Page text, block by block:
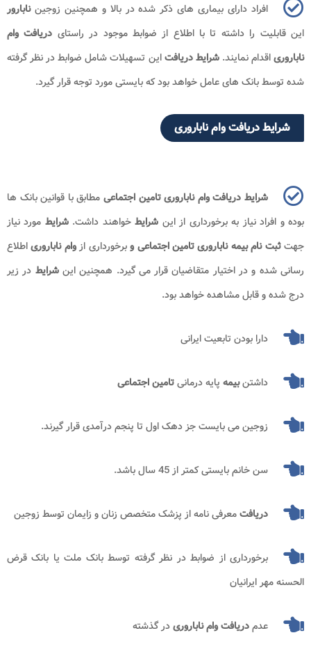
افراد دارای بیماری های ذکر شده در بالا و همچنین زوجیننابارور
این قابلیت را داشته تا با اطلاع از ضوابط موجود در راستای دریافت وام
ناباروریاقدام نمایند.شرایط دریافتاین تسهیلات شامل ضوابط در نظر گرفته
شده توسط بانک های عامل خواهد بود که بایستی مورد توجه قرار گیرد.
شرایط دریافت وام ناباروری
شرایط دریافت وام ناباروری تامین اجتماعی مطابق با قوانین بانک ها
بوده و افراد نیاز به برخورداری از این شرایطخواهند داشت.شرایط مورد نیاز
جهتثبت نام بیمه ناباروری تامین اجتماعی وبرخورداری ازوام ناباروریاطلاع
رسانی شده و در اختیار متقاضیان قرار می گیرد. همچنین اینشرایط در زیر
درج شده و قابل مشاهده خواهد بود.
دارا بودن تابعیت ایرانی
داشتنبیمه پایه درمانیتامین اجتماعی
زوجین می بایست جز دهک اول تا پنجم درآمدی قرار گیرند.
سن خانم بایستی کمتر از 45 سال باشد.
دریافتمعرفی نامه از پزشک متخصص زنان و زایمان توسط زوجین
برخورداری از ضوابط در نظر گرفته توسط بانک ملت یا بانک قرض
الحسنه مهر ایرانیان
عدمدریافت وام ناباروریدر گذشته